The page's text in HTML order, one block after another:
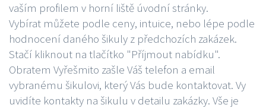
vaším profilem v horní liště úvodní stránky.
Vybírat můžete podle ceny, intuice, nebo lépe podle
hodnocení daného šikuly z předchozích zakázek.
Stačí kliknout na tlačítko "Příjmout nabídku".
Obratem Vyřešmito zašle Váš telefon a email
vybranému šikulovi, který Vás bude kontaktovat. Vy
uvidíte kontakty na šikulu v detailu zakázky. Vše je